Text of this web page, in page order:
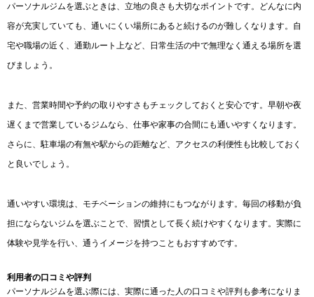
パーソナルジムを選ぶときは、立地の良さも大切なポイントです。どんなに内
容が充実していても、通いにくい場所にあると続けるのが難しくなります。自
宅や職場の近く、通勤ルート上など、日常生活の中で無理なく通える場所を選
びましょう。
また、営業時間や予約の取りやすさもチェックしておくと安心です。早朝や夜
遅くまで営業しているジムなら、仕事や家事の合間にも通いやすくなります。
さらに、駐車場の有無や駅からの距離など、アクセスの利便性も比較しておく
と良いでしょう。
通いやすい環境は、モチベーションの維持にもつながります。毎回の移動が負
担にならないジムを選ぶことで、習慣として長く続けやすくなります。実際に
体験や見学を行い、通うイメージを持つこともおすすめです。
利用者の口コミや評判
パーソナルジムを選ぶ際には、実際に通った人の口コミや評判も参考になりま